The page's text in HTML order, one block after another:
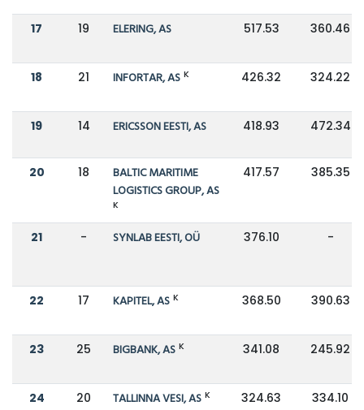
17 19 ELERING, AS 517.53 360.46
18 21 INFORTAR, AS K 426.32 324.22
19 14 ERICSSON EESTI, AS 418.93 472.34
20 18
BALTIC MARITIME
LOGISTICS GROUP, AS
K
417.57 385.35
21 - SYNLAB EESTI, OÜ 376.10 -
22 17 KAPITEL, AS K 368.50 390.63
23 25 BIGBANK, AS K 341.08 245.92
24 20 TALLINNA VESI, AS K 324.63 334.10